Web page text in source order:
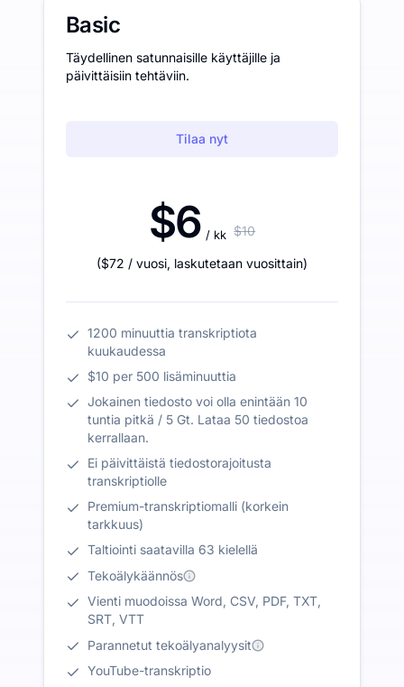
Basic
Täydellinen satunnaisille käyttäjille ja
päivittäisiin tehtäviin.
Tilaa nyt
$6 / kk $10
($72 / vuosi, laskutetaan vuosittain)
1200 minuuttia transkriptiota
kuukaudessa
$10 per 500 lisäminuuttia
Jokainen tiedosto voi olla enintään 10
tuntia pitkä / 5 Gt. Lataa 50 tiedostoa
kerrallaan.
Ei päivittäistä tiedostorajoitusta
transkriptiolle
Premium-transkriptiomalli (korkein
tarkkuus)
Taltiointi saatavilla 63 kielellä
Tekoälykäännös
Vienti muodoissa Word, CSV, PDF, TXT,
SRT, VTT
Parannetut tekoälyanalyysit
YouTube-transkriptio